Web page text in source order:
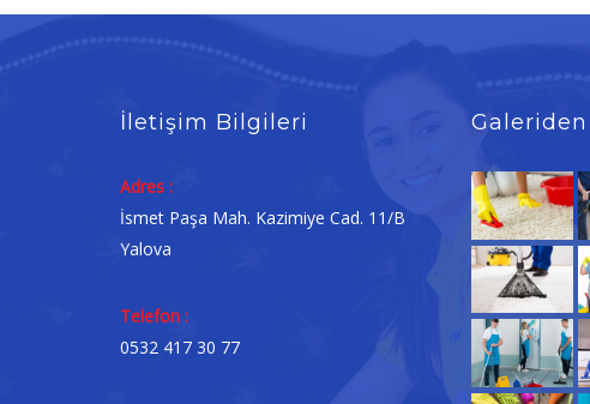
İletişim Bilgileri
Adres :
İsmet Paşa Mah. Kazimiye Cad. 11/B
Yalova
Telefon :
0532 417 30 77
Galeriden